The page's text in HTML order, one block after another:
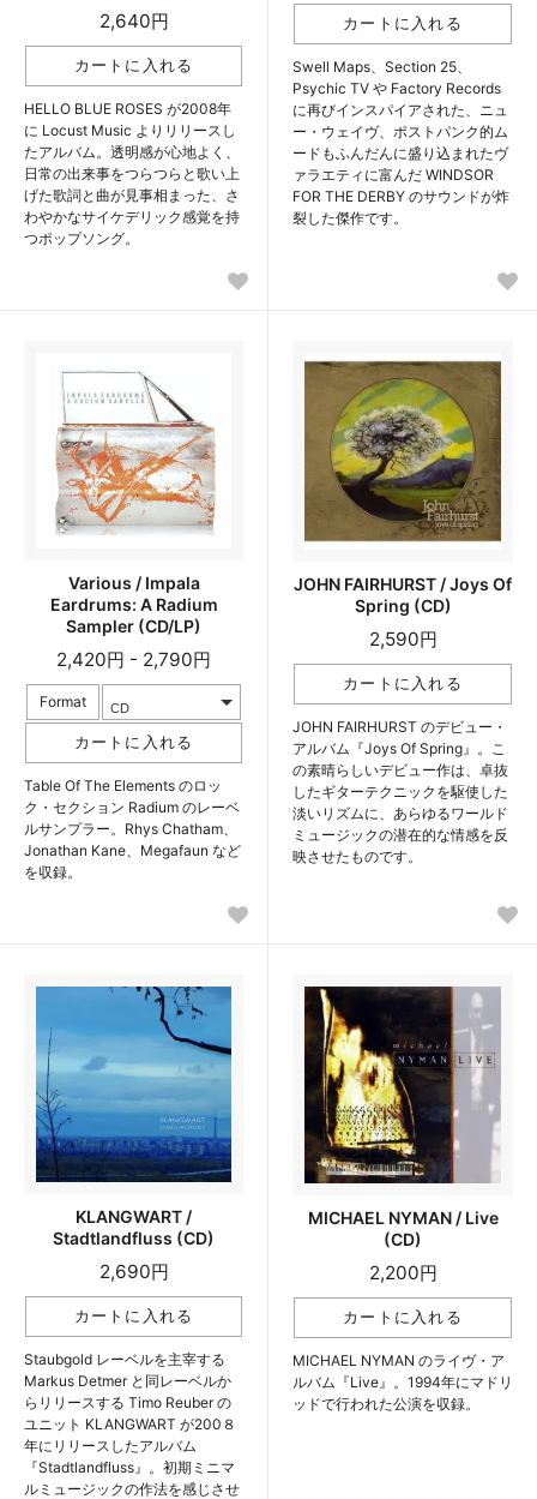
2,640円
HELLO BLUE ROSES が2008年
に Locust Music よりリリースし
たアルバム。透明感が心地よく、
日常の出来事をつらつらと歌い上
げた歌詞と曲が見事相まった、さ
わやかなサイケデリック感覚を持
つポップソング。
Swell Maps、Section 25、
Psychic TV や Factory Records
に再びインスパイアされた、ニュ
ー・ウェイヴ、ポストパンク的ム
ードもふんだんに盛り込まれたヴ
ァラエティに富んだ WINDSOR
FOR THE DERBY のサウンドが炸
裂した傑作です。
Various / Impala
Eardrums: A Radium
Sampler (CD/LP)
2,420円 - 2,790円
Format
Table Of The Elements のロッ
ク・セクション Radium のレーベ
ルサンプラー。Rhys Chatham、
Jonathan Kane、Megafaun など
を収録。
JOHN FAIRHURST / Joys Of
Spring (CD)
2,590円
JOHN FAIRHURST のデビュー・
アルバム『Joys Of Spring』。こ
の素晴らしいデビュー作は、卓抜
したギターテクニックを駆使した
淡いリズムに、あらゆるワールド
ミュージックの潜在的な情感を反
映させたものです。
KLANGWART /
Stadtlandfluss (CD)
2,690円
Staubgold レーベルを主宰する
Markus Detmer と同レーベルか
らリリースする Timo Reuber の
ユニット KLANGWART が200８
年にリリースしたアルバム
『Stadtlandfluss』。初期ミニマ
ルミュージックの作法を感じさせ
MICHAEL NYMAN / Live
(CD)
2,200円
MICHAEL NYMAN のライヴ・ア
ルバム『Live』。1994年にマドリ
ッドで行われた公演を収録。